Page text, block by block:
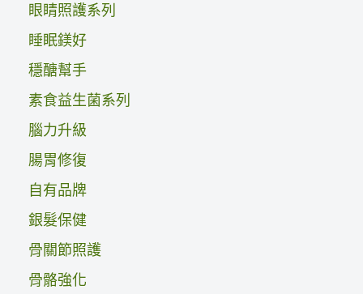
眼睛照護系列
睡眠鎂好
穩醣幫手
素食益生菌系列
腦力升級
腸胃修復
自有品牌
銀髮保健
骨關節照護
骨骼強化